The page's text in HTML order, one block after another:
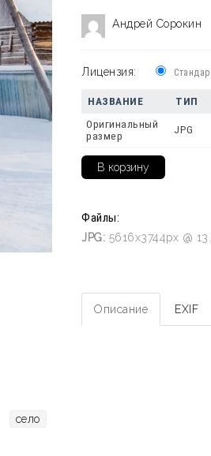
село
Андрей Сорокин
Лицензия:
НАЗВАНИЕ ТИП
Оригинальный
размер
JPG
Файлы:
JPG: 5616x3744px @
Описание EXIF